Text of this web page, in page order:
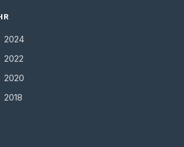
2024
2022
2020
2018